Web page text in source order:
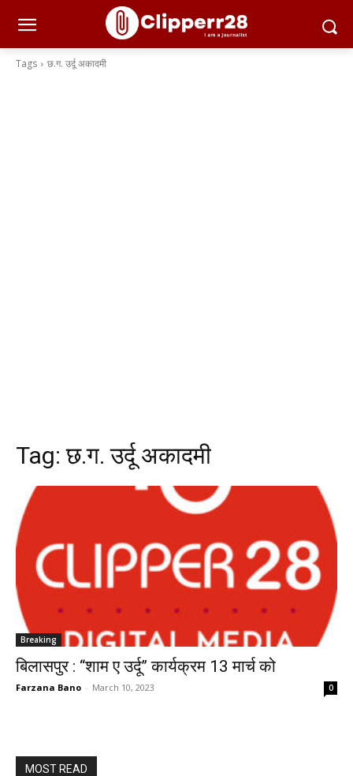
Tags छ.ग. उर्दू अकादमी
Tag:छ.ग. उर्दू अकादमी
Breaking
बिलासपुर : ‘‘शाम ए उर्दू’’ कार्यक्रम 13 मार्च को
Farzana Bano - March 10, 2023 0
MOST READ